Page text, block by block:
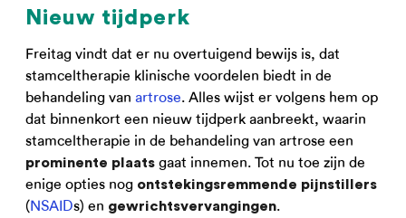
Nieuw tijdperk
Freitag vindt dat er nu overtuigend bewijs is, dat
stamceltherapie klinische voordelen biedt in de
behandeling van artrose. Alles wijst er volgens hem op
dat binnenkort een nieuw tijdperk aanbreekt, waarin
stamceltherapie in de behandeling van artrose een
prominente plaats gaat innemen. Tot nu toe zijn de
enige opties nog ontstekingsremmende pijnstillers
(NSAIDs) en gewrichtsvervangingen.